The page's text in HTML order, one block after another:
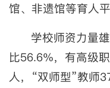
馆、非遗馆等育人平
学校师资力量
比56.6%，有高级
人，“双师型”教师